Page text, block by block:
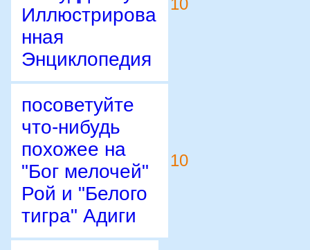
Иллюстрирова
нная
Энциклопедия
10
посоветуйте
что-нибудь
похожее на
"Бог мелочей"
Рой и "Белого
тигра" Адиги
10